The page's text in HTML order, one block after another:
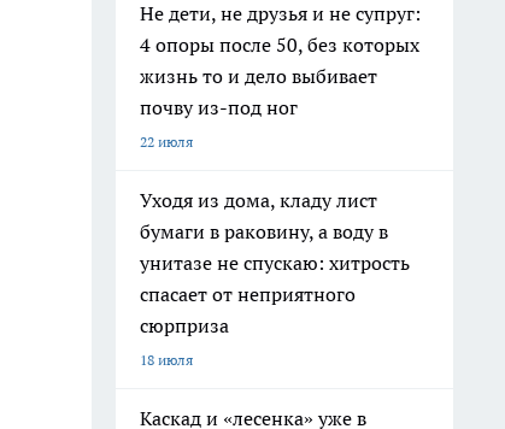
Не дети, не друзья и не супруг:
4 опоры после 50, без которых
жизнь то и дело выбивает
почву из-под ног
22 июля
Уходя из дома, кладу лист
бумаги в раковину, а воду в
унитазе не спускаю: хитрость
спасает от неприятного
сюрприза
18 июля
Каскад и «лесенка» уже в